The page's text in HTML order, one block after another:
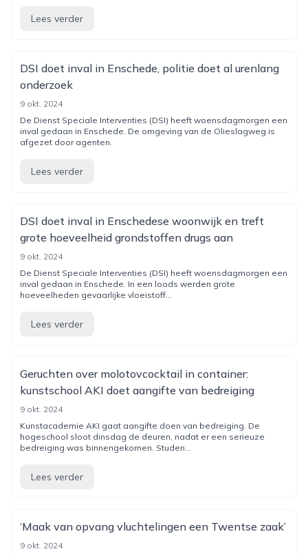
Lees verder
DSI doet inval in Enschede, politie doet al urenlang
onderzoek
9 okt. 2024
De Dienst Speciale Interventies (DSI) heeft woensdagmorgen een
inval gedaan in Enschede. De omgeving van de Olieslagweg is
afgezet door agenten.
Lees verder
DSI doet inval in Enschedese woonwijk en treft
grote hoeveelheid grondstoffen drugs aan
9 okt. 2024
De Dienst Speciale Interventies (DSI) heeft woensdagmorgen een
inval gedaan in Enschede. In een loods werden grote
hoeveelheden gevaarlijke vloeistoff...
Lees verder
Geruchten over molotovcocktail in container:
kunstschool AKI doet aangifte van bedreiging
9 okt. 2024
Kunstacademie AKI gaat aangifte doen van bedreiging. De
hogeschool sloot dinsdag de deuren, nadat er een serieuze
bedreiging was binnengekomen. Studen...
Lees verder
‘Maak van opvang vluchtelingen een Twentse zaak’
9 okt. 2024